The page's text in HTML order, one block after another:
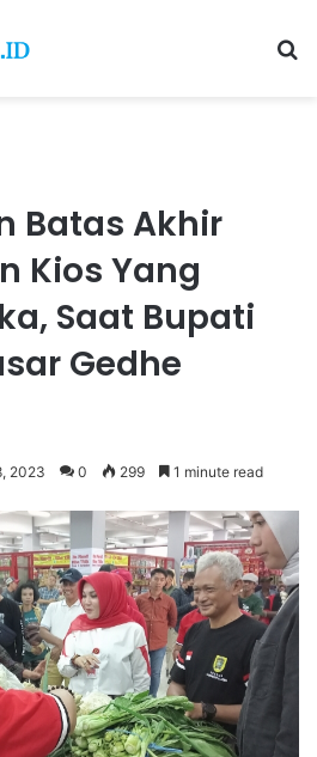
Batas Akhir
Kios Yang
Saat Bupati
Gedhe
2023 0 299 1 minute read